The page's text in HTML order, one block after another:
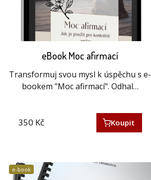
eBook Moc afirmací
Transformuj svou mysl k úspěchu s e-
bookem "Moc afirmací". Odhal…
350 Kč Koupit
e-book